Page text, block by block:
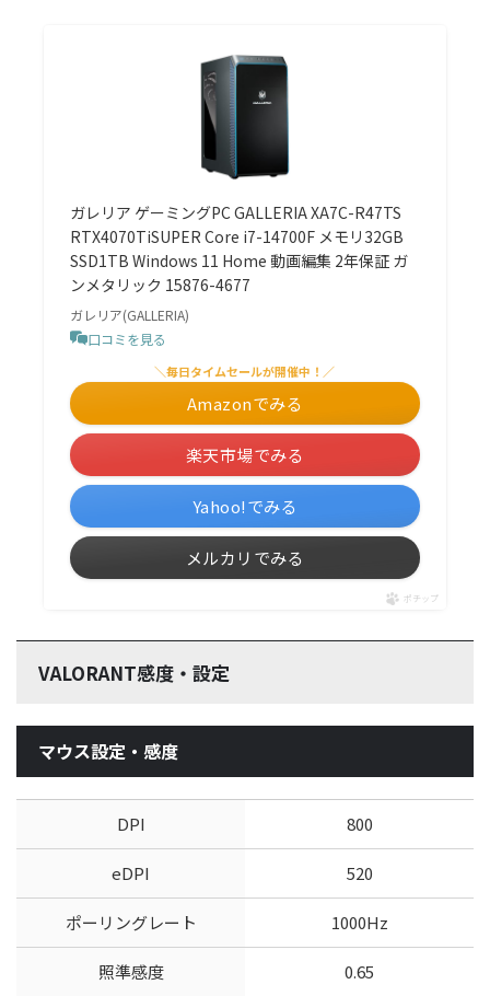
ガレリア ゲーミングPC GALLERIA XA7C-R47TS
RTX4070TiSUPER Core i7-14700F メモリ32GB
SSD1TB Windows 11 Home 動画編集 2年保証 ガ
ンメタリック 15876-4677
ガレリア(GALLERIA)
口コミを見る
＼毎日タイムセールが開催中！／
Amazonでみる
楽天市場でみる
Yahoo!でみる
メルカリでみる
ポチップ
VALORANT感度・設定
マウス設定・感度
DPI 800
eDPI 520
ポーリングレート 1000Hz
照準感度 0.65